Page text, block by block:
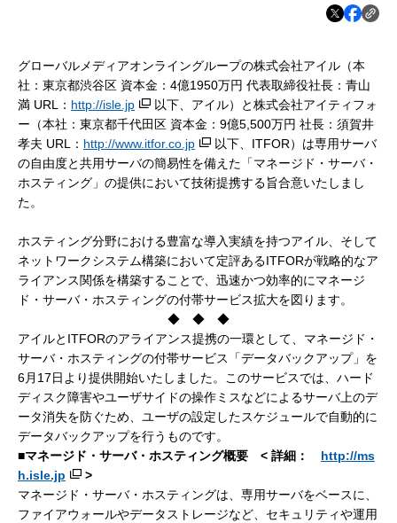
グローバルメディアオンライングループの株式会社アイル（本
社：東京都渋谷区 資本金：4億1950万円 代表取締役社長：青山
満 URL： http://isle.jp
以下、アイル）と株式会社アイティフォ
ー（本社：東京都千代田区 資本金：9億5,500万円 社長：須賀井
孝夫 URL： http://www.itfor.co.jp
以下、ITFOR）は専用サーバ
の自由度と共用サーバの簡易性を備えた「マネージド・サーバ・
ホスティング」の提供において技術提携する旨合意いたしまし
た。
ホスティング分野における豊富な導入実績を持つアイル、そして
ネットワークシステム構築において定評あるITFORが戦略的なア
ライアンス関係を構築することで、迅速かつ効率的にマネージ
ド・サーバ・ホスティングの付帯サービス拡大を図ります。
◆ ◆ ◆
アイルとITFORのアライアンス提携の一環として、マネージド・
サーバ・ホスティングの付帯サービス「データバックアップ」を
6月17日より提供開始いたしました。このサービスでは、ハード
ディスク障害やユーザサイドの操作ミスなどによるサーバ上のデ
ータ消失を防ぐため、ユーザの設定したスケジュールで自動的に
データバックアップを行うものです。
■マネージド・サーバ・ホスティング概要 < 詳細： http://ms
h.isle.jp
>
マネージド・サーバ・ホスティングは、専用サーバをベースに、
ファイアウォールやデータストレージなど、セキュリティや運用